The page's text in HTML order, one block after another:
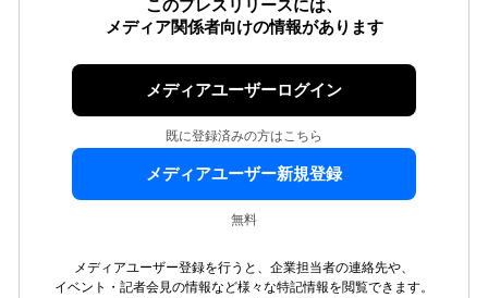
このプレスリリースには、
メディア関係者向けの情報があります
メディアユーザーログイン
既に登録済みの方はこちら
メディアユーザー新規登録
無料
メディアユーザー登録を行うと、企業担当者の連絡先や、
イベント・記者会見の情報など様々な特記情報を閲覧できます。